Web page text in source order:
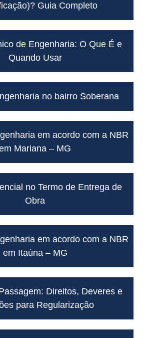
Guia Completo
de Engenharia: O Que É e
Quando Usar
no bairro Soberana
em acordo com a NBR
Mariana – MG
no Termo de Entrega de
Obra
em acordo com a NBR
em Itaúna – MG
Direitos, Deveres e
para Regularização